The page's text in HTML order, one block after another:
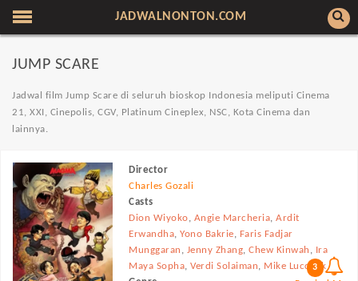
JADWALNONTON.COM
JUMP SCARE
Jadwal film Jump Scare di seluruh bioskop Indonesia meliputi Cinema
21, XXI, Cinepolis, CGV, Platinum Cineplex, NSC, Kota Cinema dan
lainnya.
Director
Charles Gozali
Casts
Dion Wiyoko, Angie Marcheria,Ardit
Erwandha,Yono Bakrie, Faris Fadjar
Munggaran , Jenny Zhang,Chew Kinwah , Ira
Maya Sopha,Verdi Solaiman, Mike Luccock
3